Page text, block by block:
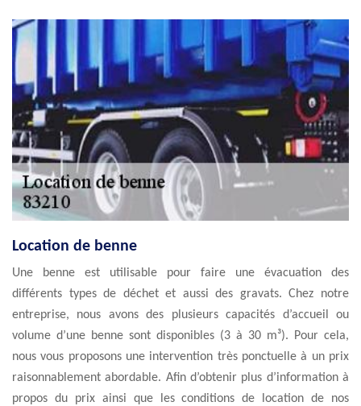
Location de benne
Une benne est utilisable pour faire une évacuation des
différents types de déchet et aussi des gravats. Chez notre
entreprise, nous avons des plusieurs capacités d’accueil ou
volume d’une benne sont disponibles (3 à 30 m³). Pour cela,
nous vous proposons une intervention très ponctuelle à un prix
raisonnablement abordable. Afin d’obtenir plus d’information à
propos du prix ainsi que les conditions de location de nos